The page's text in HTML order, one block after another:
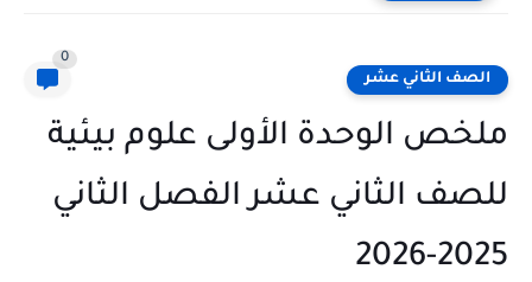
الصف الثاني عشر
0
ملخص الوحدة الأولى علوم بيئية
للصف الثاني عشر الفصل الثاني
2025-2026